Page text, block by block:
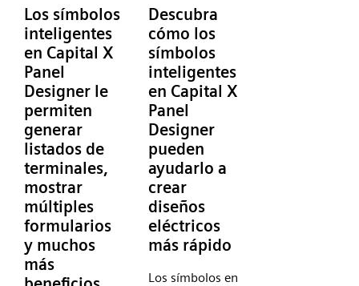
Los símbolos
inteligentes
en Capital X
Panel
Designer le
permiten
generar
listados de
terminales,
mostrar
múltiples
formularios
y muchos
más
Descubra
cómo los
símbolos
inteligentes
en Capital X
Panel
Designer
pueden
ayudarlo a
crear
diseños
eléctricos
más rápido
Los símbolos en